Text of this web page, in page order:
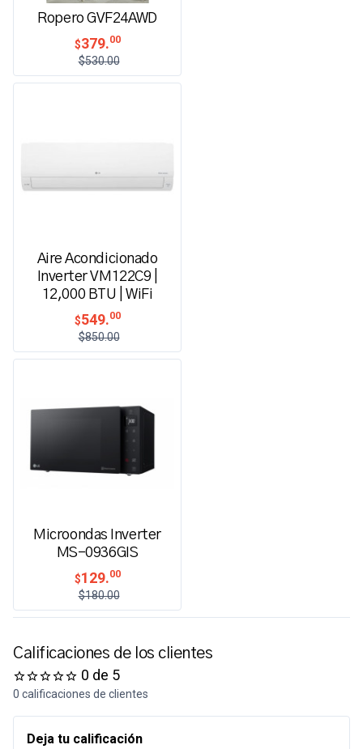
Ropero GVF24AWD
$379.00
$530.00
Aire Acondicionado
Inverter VM122C9 |
12,000 BTU | WiFi
$549.00
$850.00
Microondas Inverter
MS-0936GIS
$129.00
$180.00
Calificaciones de los clientes
0 de 5
0 calificaciones de clientes
Deja tu calificación